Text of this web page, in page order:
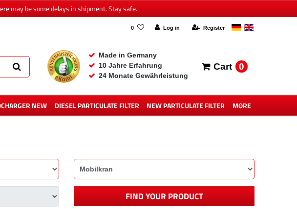
may be some delays in shipment. Stay safe.
0 Log in Register
Made in Germany
10 Jahre Erfahrung
24 Monate Gewährleistung
Cart 0
NEW DIESEL PARTICULATE FILTER NEW PARTICULATE FILTER MORE
FIND YOUR PRODUCT